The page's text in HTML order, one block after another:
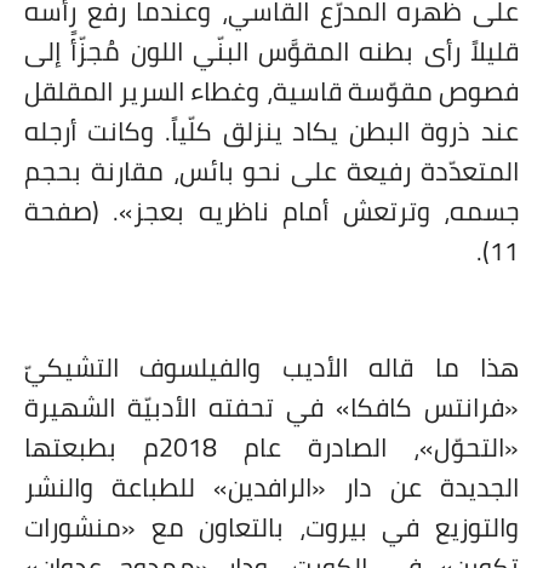
على ظهره المدرّع القاسي، وعندما رفع رأسه
قليلاً رأى بطنه المقوَّس البنّي اللون مُجزّأً إلى
فصوص مقوّسة قاسية، وغطاء السرير المقلقل
عند ذروة البطن يكاد ينزلق كلّياً. وكانت أرجله
المتعدّدة رفيعة على نحو بائس، مقارنة بحجم
جسمه، وترتعش أمام ناظريه بعجز». (صفحة
11).
هذا ما قاله الأديب والفيلسوف التشيكيّ
«فرانتس كافكا» في تحفته الأدبيّة الشهيرة
«التحوّل»، الصادرة عام 2018م بطبعتها
الجديدة عن دار «الرافدين» للطباعة والنشر
والتوزيع في بيروت، بالتعاون مع «منشورات